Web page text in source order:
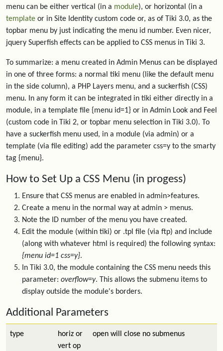
menu can be either vertical (in a module), or horizontal (in a
template or in Site Identity custom code or, as of Tiki 3.0, as the
topbar menu by just indicating the menu id number. Even nicer,
jquery Superfish effects can be applied to CSS menus in Tiki 3.
To summarize: a menu created in Admin Menus can be displayed
in one of three forms: a normal tiki menu (like the default menu
in the side column), a PHP Layers menu, and a suckerfish (CSS)
menu. In any form it can be integrated in tiki either directly in a
module, in a template file {menu id=1} or in Admin Look and Feel
(custom code in Tiki 2, or topbar menu selection in Tiki 3.0). To
have a suckerfish menu used, in a module (via admin) or a
template (via file editing) add the parameter css=y to the smarty
tag {menu}.
How to Set Up a CSS Menu (in progess)
Ensure that CSS menus are enabled in admin>features.
Create a menu in the normal way at admin > menus.
Note the ID number of the menu you have created.
Edit the module (within tiki) or .tpl file (via ftp) and include
(along with whatever html is required) the following syntax:
{menu id=1 css=y}.
In Tiki 3.0, the module containing the CSS menu needs this
parameter: overflow=y. This allows the submenu items to
display outside the module's borders.
Additional Parameters
type
horiz or
vert op
open will close no submenus